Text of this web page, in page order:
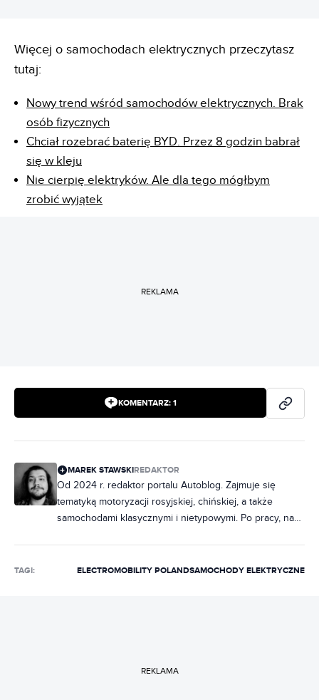
Więcej o samochodach elektrycznych przeczytasz
tutaj:
Nowy trend wśród samochodów elektrycznych. Brak
osób fizycznych
Chciał rozebrać baterię BYD. Przez 8 godzin babrał
się w kleju
Nie cierpię elektryków. Ale dla tego mógłbym
zrobić wyjątek
REKLAMA
KOMENTARZ: 1
MAREK STAWSKIREDAKTOR
Od 2024 r. redaktor portalu Autoblog. Zajmuje się
tematyką motoryzacji rosyjskiej, chińskiej, a także
samochodami klasycznymi i nietypowymi. Po pracy, na
Miłośnik włoskiej motoryzacji, hawajskich koszul i
TAGI: ELECTROMOBILITY POLANDSAMOCHODY ELEKTRYCZNE
REKLAMA